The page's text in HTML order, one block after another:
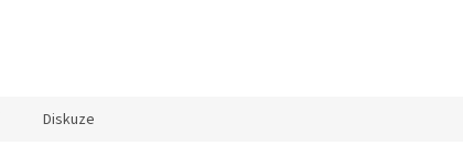
Diskuze